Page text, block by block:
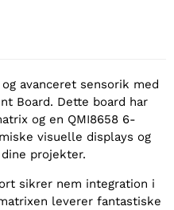
avanceret sensorik med
Board. Dette board har
og en QMI8658 6-
visuelle displays og
projekter.
sikrer nem integration i
leverer fantastiske